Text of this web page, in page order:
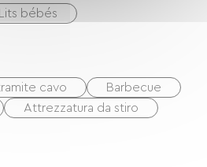
bébés
cavo
Barbecue
Attrezzatura da stiro